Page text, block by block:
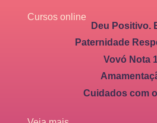
Cursos online
Deu Positivo.
Paternidade
Vovó Nota
Cuidados com